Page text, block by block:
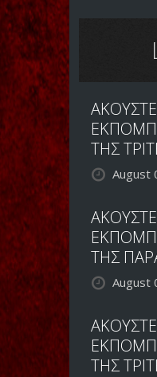
ΤΗΣ
August
ΤΗΣ
August
ΤΗΣ